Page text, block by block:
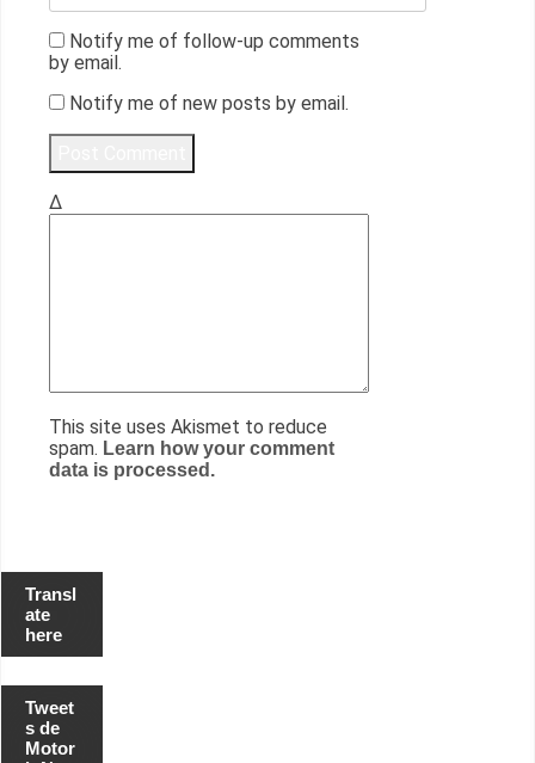
Notify me of follow-up comments
by email.
Notify me of new posts by email.
Δ
This site uses Akismet to reduce
spam. Learn how your comment
data is processed.
Transl
ate
here
Tweet
s de
Motor